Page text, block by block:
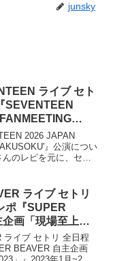
junsky
ライブ セト
SEVENTEEN
2026 JAPAN
』公演につい
のレピを元に、セト
ントです。2026年5
4公演開催。
ライブ セトリ
ポ『SUPER
画「現場至上主
ライブ セトリ 全日程
BEAVER 自主企画